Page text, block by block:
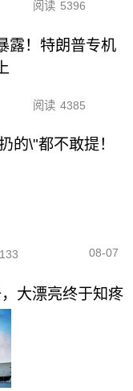
阅读 5396
露！特朗普专机
阅读 4385
的\"都不敢提！
08-07
大漂亮终于知疼